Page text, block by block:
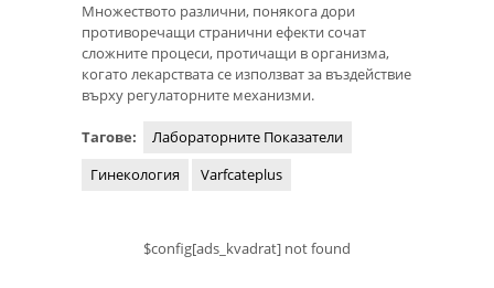
Множеството различни, понякога дори
противоречащи странични ефекти сочат
сложните процеси, протичащи в организма,
когато лекарствата се използват за въздействие
върху регулаторните механизми.
Тагове:
Лабораторните Показатели
Гинекология
Varfcateplus
$config[ads_kvadrat] not found